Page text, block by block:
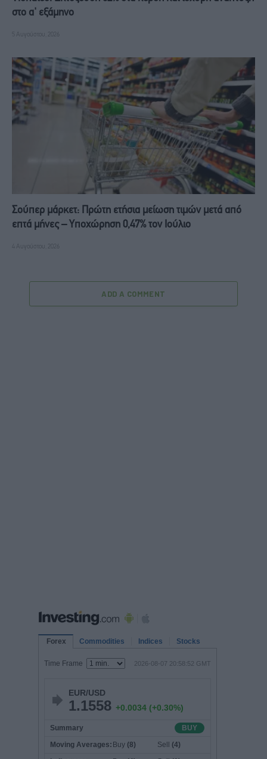
στο α' εξάμηνο
5 Αυγούστου, 2026
Σούπερ μάρκετ: Πρώτη ετήσια μείωση τιμών μετά από
επτά μήνες – Υποχώρηση 0,47% τον Ιούλιο
4 Αυγούστου, 2026
ADD A COMMENT